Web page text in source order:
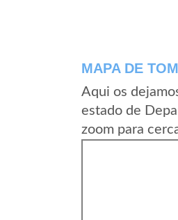
MAPA DE
Aqui os
estado de
zoom para